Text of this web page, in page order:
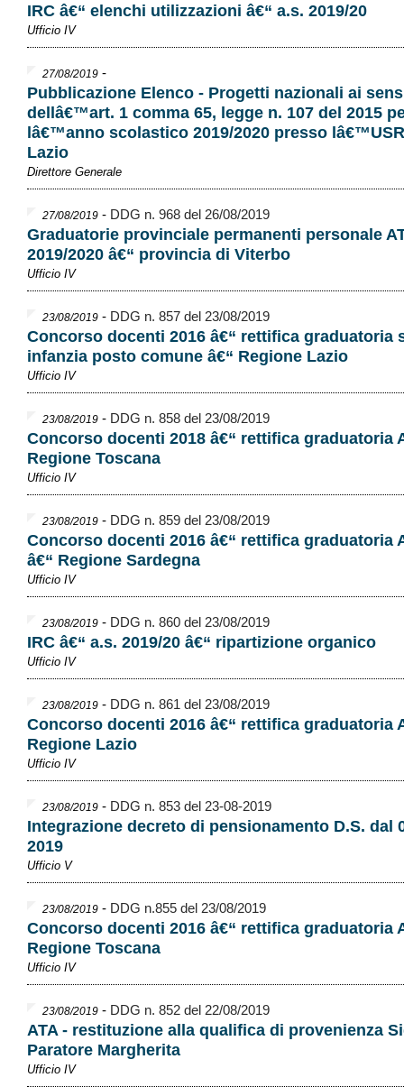
IRC â€“ elenchi utilizzazioni â€“ a.s. 2019/20
Ufficio IV
27/08/2019 -
Pubblicazione Elenco - Progetti nazionali ai
dellâ€™art. 1 comma 65, legge n. 107 del 2015
lâ€™anno scolastico 2019/2020 presso
Lazio
Direttore Generale
27/08/2019 - DDG n. 968 del 26/08/2019
Graduatorie provinciale permanenti personale
2019/2020 â€“ provincia di Viterbo
Ufficio IV
23/08/2019 - DDG n. 857 del 23/08/2019
Concorso docenti 2016 â€“ rettifica graduatoria
infanzia posto comune â€“ Regione Lazio
Ufficio IV
23/08/2019 - DDG n. 858 del 23/08/2019
Concorso docenti 2018 â€“ rettifica graduatoria
Regione Toscana
Ufficio IV
23/08/2019 - DDG n. 859 del 23/08/2019
Concorso docenti 2016 â€“ rettifica graduatoria
â€“ Regione Sardegna
Ufficio IV
23/08/2019 - DDG n. 860 del 23/08/2019
IRC â€“ a.s. 2019/20 â€“ ripartizione organico
Ufficio IV
23/08/2019 - DDG n. 861 del 23/08/2019
Concorso docenti 2016 â€“ rettifica graduatoria
Regione Lazio
Ufficio IV
23/08/2019 - DDG n. 853 del 23-08-2019
Integrazione decreto di pensionamento D.S. dal
2019
Ufficio V
23/08/2019 - DDG n.855 del 23/08/2019
Concorso docenti 2016 â€“ rettifica graduatoria
Regione Toscana
Ufficio IV
23/08/2019 - DDG n. 852 del 22/08/2019
ATA - restituzione alla qualifica di provenienza
Paratore Margherita
Ufficio IV